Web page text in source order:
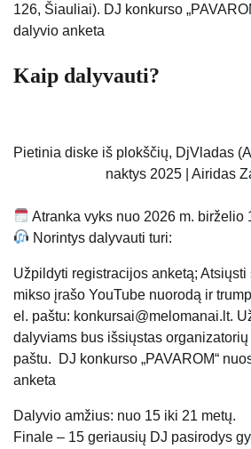
126, Šiauliai). DJ konkurso
dalyvio anketa
Kaip dalyvauti?
Pietinia diske iš plokščių, DjVladas
naktys 2025 | Airidas
Atranka vyks nuo 2026 m. birželio
Norintys dalyvauti turi:
Užpildyti registracijos anketą;
mikso įrašo YouTube nuorodą ir
el. paštu: konkursai@melomanai.lt.
dalyviams bus išsiųstas
paštu. DJ konkurso „PAVAROM“
anketa
Dalyvio amžius: nuo 15 iki 21 metų.
Finale – 15 geriausių DJ pasirodys